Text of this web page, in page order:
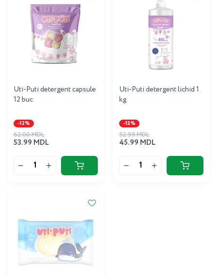
Uti-Puti detergent capsule
12 buc
-12%
53.99 MDL
62.00 MDL
Uti-Puti detergent lichid 1
kg
-13%
45.99 MDL
52.99 MDL